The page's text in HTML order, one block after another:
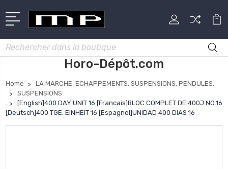
Rechercher
Horo-Dépôt.com
Home
LA MARCHE. ECHAPPEMENTS. SUSPENSIONS. PENDULES.
SUSPENSIONS
[English]400 DAY UNIT 16 [Francais]BLOC COMPLET DE 400J NO.16
[Deutsch]400 TGE. EINHEIT 16 [Espagnol]UNIDAD 400 DIAS 16